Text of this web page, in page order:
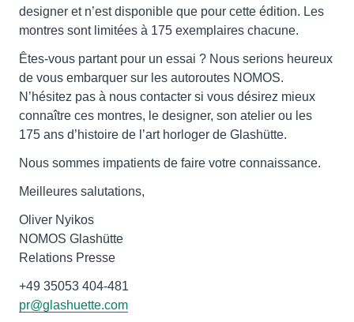
designer et n’est disponible que pour cette édition. Les
montres sont limitées à 175 exemplaires chacune.
Êtes-vous partant pour un essai ? Nous serions heureux
de vous embarquer sur les autoroutes NOMOS.
N’hésitez pas à nous contacter si vous désirez mieux
connaître ces montres, le designer, son atelier ou les
175 ans d’histoire de l’art horloger de Glashütte.
Nous sommes impatients de faire votre connaissance.
Meilleures salutations,
Oliver Nyikos
NOMOS Glashütte
pr@glashuette.com